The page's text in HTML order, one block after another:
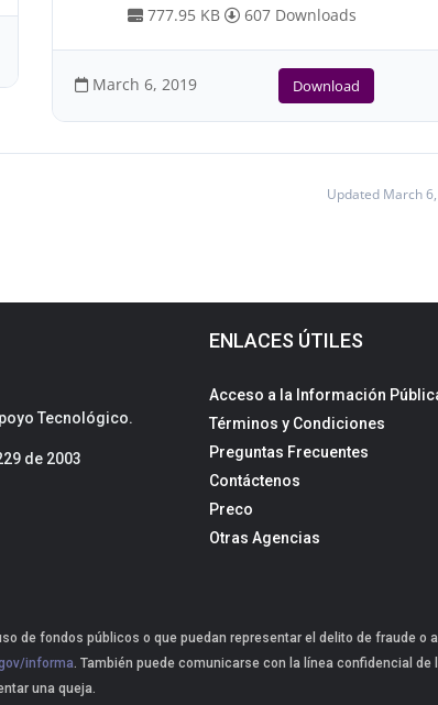
777.95 KB 607 Downloads
March 6, 2019 Download
Updated March
Tecnológico.
de 2003
ENLACES ÚTILES
Acceso a la Información
Términos y Condiciones
Preguntas Frecuentes
Contáctenos
Preco
Otras Agencias
de fondos públicos o que puedan representar el delito de fraude
informa . También puede comunicarse con la línea confidencial
una queja.